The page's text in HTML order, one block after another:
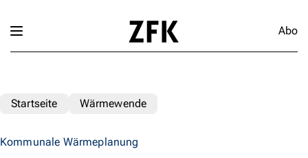
Abo
Startseite Wärmewende
Kommunale Wärmeplanung